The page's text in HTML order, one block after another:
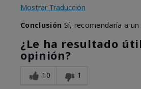
Mostrar Traducción
Conclusión Sí, recomendaría a
¿Le ha resultado
opinión?
10 1